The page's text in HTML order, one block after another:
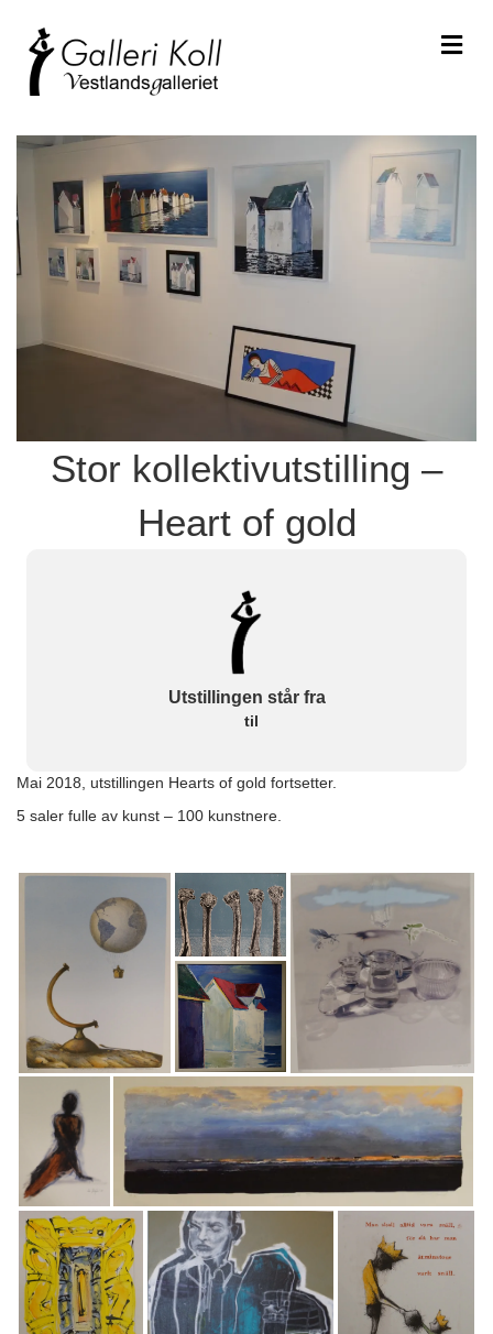
Stor kollektivutstilling –
Heart of gold
Utstillingen står fra
til
Mai 2018, utstillingen Hearts of gold fortsetter.
5 saler fulle av kunst – 100 kunstnere.